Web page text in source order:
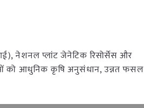
नेशनल प्लांट जेनेटिक रिसोर्सेस और
को आधुनिक कृषि अनुसंधान, उन्नत फसल